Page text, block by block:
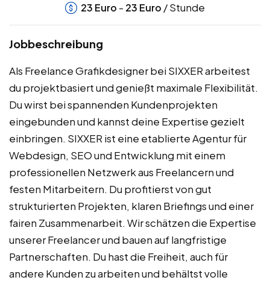
23 Euro - 23 Euro / Stunde
Jobbeschreibung
Als Freelance Grafikdesigner bei SIXXER arbeitest
du projektbasiert und genießt maximale Flexibilität.
Du wirst bei spannenden Kundenprojekten
eingebunden und kannst deine Expertise gezielt
einbringen. SIXXER ist eine etablierte Agentur für
Webdesign, SEO und Entwicklung mit einem
professionellen Netzwerk aus Freelancern und
festen Mitarbeitern. Du profitierst von gut
strukturierten Projekten, klaren Briefings und einer
fairen Zusammenarbeit. Wir schätzen die Expertise
unserer Freelancer und bauen auf langfristige
Partnerschaften. Du hast die Freiheit, auch für
andere Kunden zu arbeiten und behältst volle